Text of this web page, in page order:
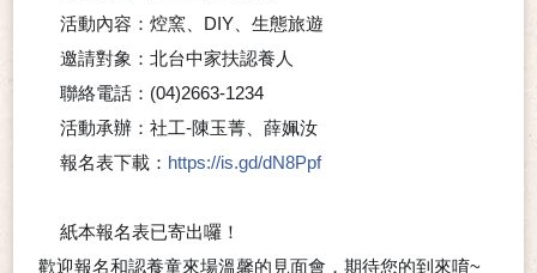
活動內容：焢窯、DIY、生態旅遊
邀請對象：北台中家扶認養人
聯絡電話：(04)2663-1234
活動承辦：社工-陳玉菁、薛姵汝
👉報名表下載： https://is.gd/dN8Ppf
紙本報名表已寄出囉！
歡迎報名和認養童來場溫馨的見面會，期待您的到來唷~